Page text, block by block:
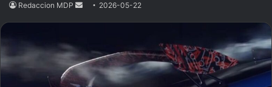
Redaccion MDP
Send2026-05-22